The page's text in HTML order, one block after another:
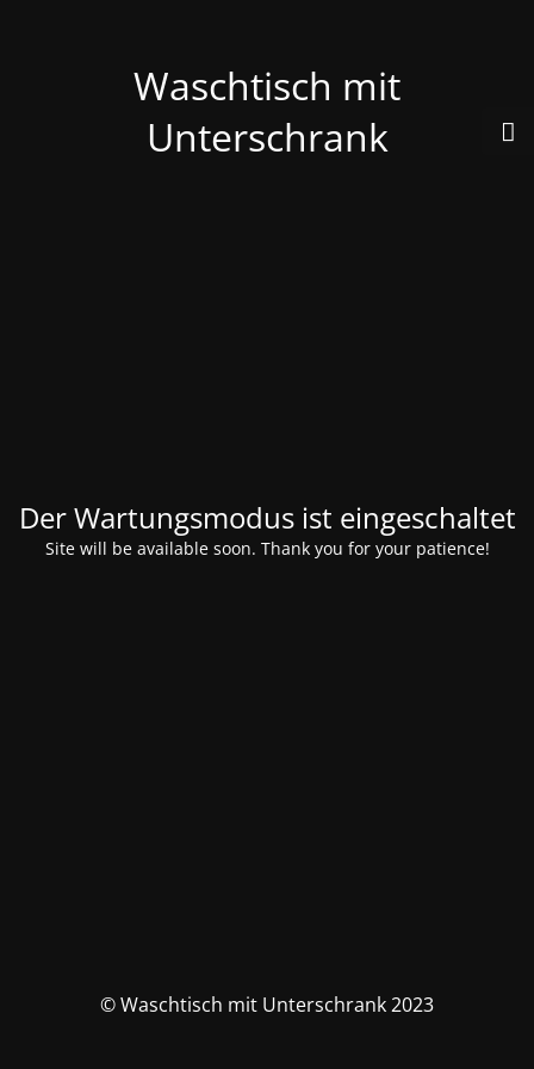
Waschtisch mit
Unterschrank
Der Wartungsmodus ist eingeschaltet
Site will be available soon. Thank you for your patience!
© Waschtisch mit Unterschrank 2023